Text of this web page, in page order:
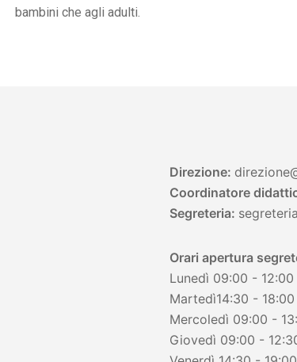
bambini che agli adulti.
Direzione:
Coordinatore
Segreteria: segreteria
Orari apertura
Lunedì 09:00 - 12:00
Martedì14:30 - 18:00
Mercoledì 09:00 -
Giovedì 09:00 -